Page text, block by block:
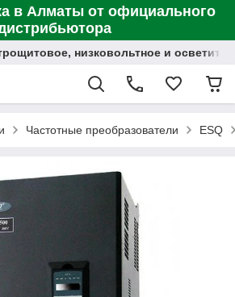
в Алматы от официального
низковольтное и
Частотные преобразователи ESQ